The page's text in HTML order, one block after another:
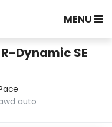
MENU
Dynamic SE
auto